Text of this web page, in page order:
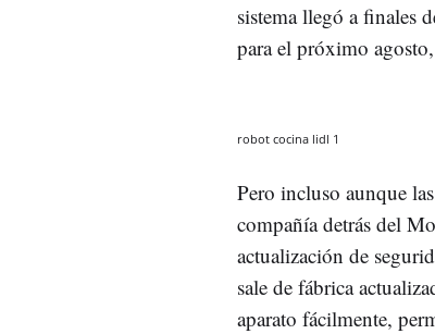
sistema llegó a finales
para el próximo
robot cocina lidl 1
Pero incluso aunque
compañía detrás del
actualización de
sale de fábrica
aparato fácilmente,